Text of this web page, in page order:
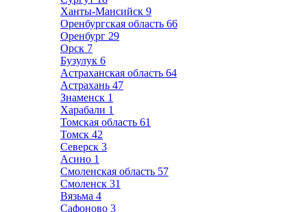
Ханты-Мансийск 9
Оренбургская область 66
Оренбург 29
Орск 7
Бузулук 6
Астраханская область 64
Астрахань 47
Знаменск 1
Харабали 1
Томская область 61
Томск 42
Северск 3
Асино 1
Смоленская область 57
Смоленск 31
Вязьма 4
Сафоново 3